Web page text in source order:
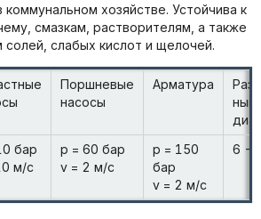
хозяйстве. Устойчива к
смазкам, растворителям, а также
слабых кислот и щелочей.
Поршневые
насосы
Арматура
ный
бар
м/с
p = 60 бар
v = 2 м/с
p = 150
бар
v = 2 м/с
6 -